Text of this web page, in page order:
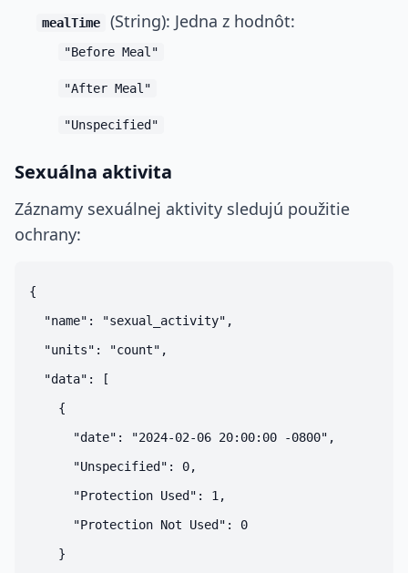
mealTime (String): Jedna z hodnôt:
"Before Meal"
"After Meal"
"Unspecified"
Sexuálna aktivita
Záznamy sexuálnej aktivity sledujú použitie
ochrany:
{
  "name": "sexual_activity",
  "units": "count",
  "data": [
    {
      "date": "2024-02-06 20:00:00 -0800",
      "Unspecified": 0,
      "Protection Used": 1,
      "Protection Not Used": 0
    }